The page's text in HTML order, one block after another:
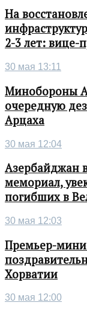
На
2-3 лет: вице-
30 мая 13:11
Минобороны
очередную
Арцаха
30 мая 12:04
Азербайджан
мемориал,
погибших в
30 мая 12:03
Премьер-
Хорватии
30 мая 12:00